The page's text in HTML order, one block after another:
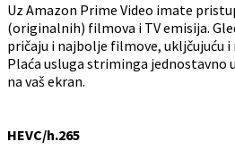
Uz Amazon Prime Video imate
(originalnih) filmova i TV emisija.
pričaju i najbolje filmove, ukljčujuću
Plaća usluga striminga jednostavno
na vaš ekran.
HEVC/h.265